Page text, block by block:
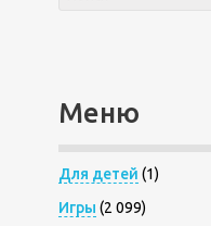
Меню
Для детей (1)
Игры (2 099)